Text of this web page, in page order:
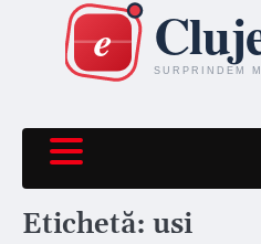
content
Etichetă: usi